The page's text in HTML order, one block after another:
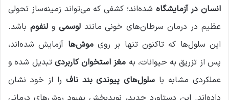
انسان در آزمایشگاه شده‌اند؛ کشفی که می‌تواند زمینه‌ساز تحولی
عظیم در درمان سرطان‌های خونی مانندلوسمی ولنفوم باشد.
این سلول‌ها که تاکنون تنها بر رویموش‌ها آزمایش شده‌اند،
پس از تزریق به حیوانات، به مغز استخوان کاربردی تبدیل شده و
عملکردی مشابه با سلول‌های پیوندی بند ناف را از خود نشان